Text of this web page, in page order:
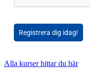
Registrera dig idag!
Alla kurser hittar du här